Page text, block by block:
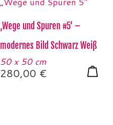
‚Wege und Spuren #5‘ –
modernes Bild Schwarz Weiß
50 x 50 cm
280,00 €